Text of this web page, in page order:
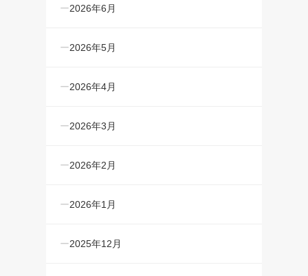
2026年6月
2026年5月
2026年4月
2026年3月
2026年2月
2026年1月
2025年12月